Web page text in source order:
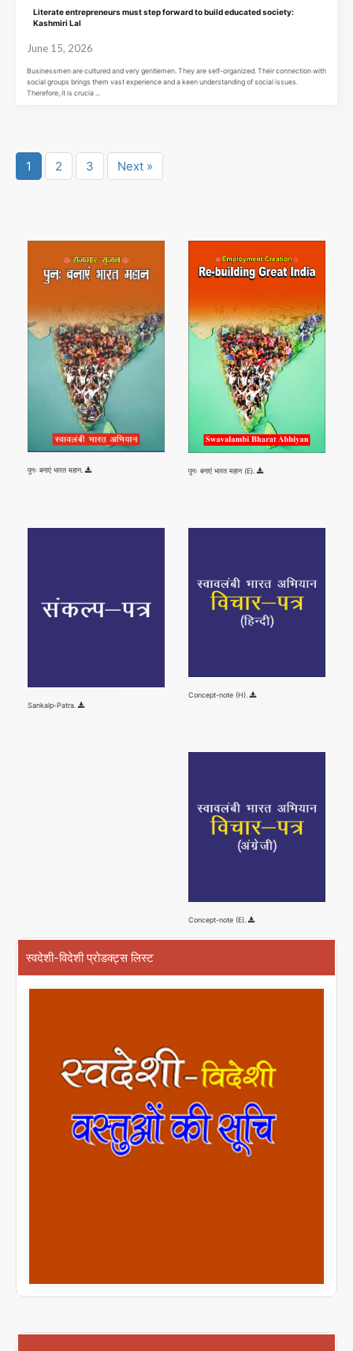
Literate entrepreneurs must step forward to build educated society:
Kashmiri Lal
June 15, 2026
Businessmen are cultured and very gentlemen. They are self-organized. Their connection with
social groups brings them vast experience and a keen understanding of social issues.
Therefore, it is crucia ...
1 2 3 Next »
पुनः बनाएं भारत महान. पुनः बनाएं भारत महान (E).
Sankalp-Patra.
Concept-note (H).
Concept-note (E).
स्वदेशी-विदेशी प्रोडक्ट्स लिस्ट